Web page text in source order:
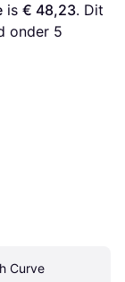
is € 48,23. Dit
onder 5
Curve